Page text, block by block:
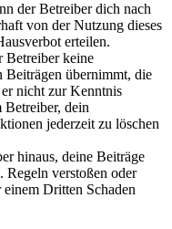
der Betreiber dich nach
von der Nutzung dieses
erteilen.
Betreiber keine
übernimmt, die
nicht zur Kenntnis
Betreiber, dein
jederzeit zu löschen
hinaus, deine Beiträge
Regeln verstoßen oder
Dritten Schaden